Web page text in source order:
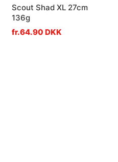
Scout Shad XL 27cm
136g
fr.64.90 DKK